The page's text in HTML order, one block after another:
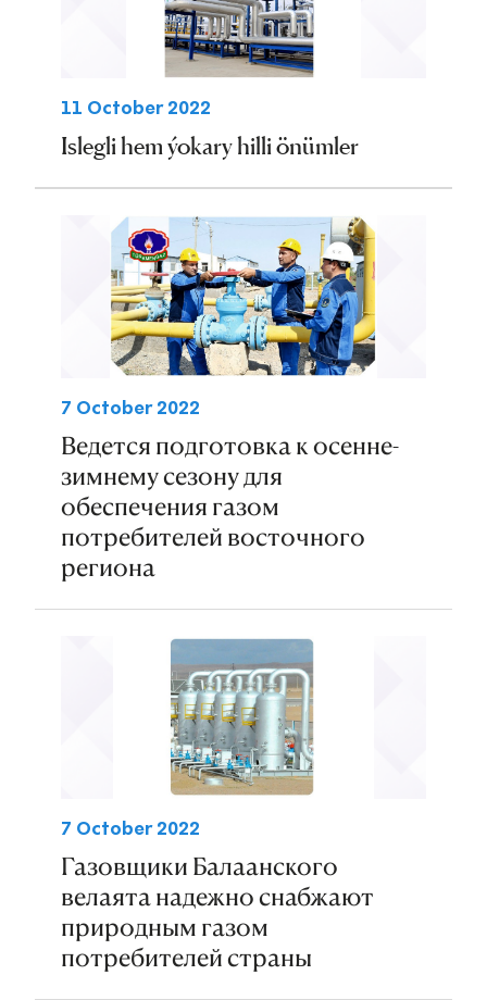
11 October 2022
Islegli hem ýokary hilli önümler
7 October 2022
Ведется подготовка к осенне-
зимнему сезону для
обеспечения газом
потребителей восточного
региона
7 October 2022
Газовщики Балаанского
велаята надежно снабжают
природным газом
потребителей страны